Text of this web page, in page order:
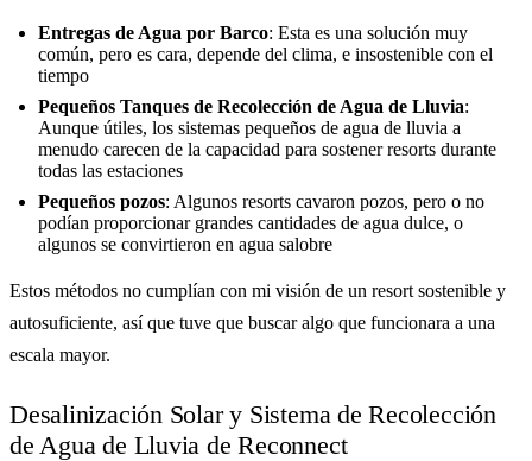
Entregas de Agua por Barco: Esta es una solución muy
común, pero es cara, depende del clima, e insostenible con el
tiempo
Pequeños Tanques de Recolección de Agua de Lluvia:
Aunque útiles, los sistemas pequeños de agua de lluvia a
menudo carecen de la capacidad para sostener resorts durante
todas las estaciones
Pequeños pozos: Algunos resorts cavaron pozos, pero o no
podían proporcionar grandes cantidades de agua dulce, o
algunos se convirtieron en agua salobre
Estos métodos no cumplían con mi visión de un resort sostenible y
autosuficiente, así que tuve que buscar algo que funcionara a una
escala mayor.
Desalinización Solar y Sistema de Recolección
de Agua de Lluvia de Reconnect